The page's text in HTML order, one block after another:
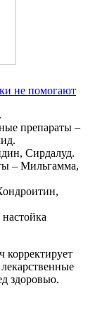
не помогают
препараты –
Сирдалуд.
– Мильгамма,
корректирует
здоровью.